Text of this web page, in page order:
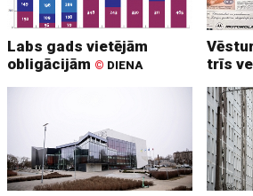
Labs gads vietējām
obligācijām © DIENA
trīs